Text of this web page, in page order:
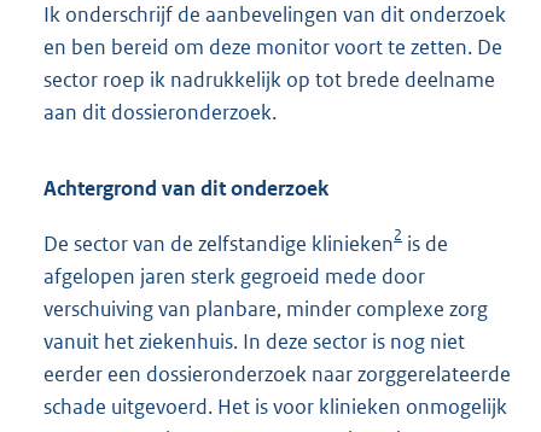
Ik onderschrijf de aanbevelingen van dit onderzoek
en ben bereid om deze monitor voort te zetten. De
sector roep ik nadrukkelijk op tot brede deelname
aan dit dossieronderzoek.
Achtergrond van dit onderzoek
De sector van de zelfstandige klinieken2 is de
afgelopen jaren sterk gegroeid mede door
verschuiving van planbare, minder complexe zorg
vanuit het ziekenhuis. In deze sector is nog niet
eerder een dossieronderzoek naar zorggerelateerde
schade uitgevoerd. Het is voor klinieken onmogelijk